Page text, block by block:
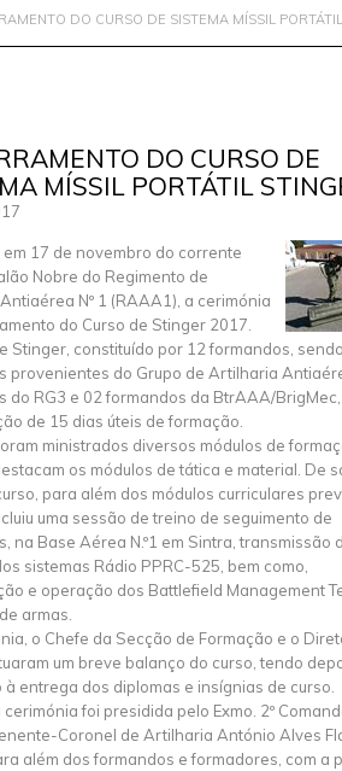
DO CURSO DE SISTEMA MÍSSIL
DO CURSO DE
MÍSSIL PORTÁTIL
em 17 de novembro do corrente
Nobre do Regimento de
Nº 1 (RAAA1), a cerimónia
do Curso de Stinger 2017.
Stinger, constituído por 12 formandos,
provenientes do Grupo de Artilharia
do RG3 e 02 formandos da BtrAAA/
de 15 dias úteis de formação.
ministrados diversos módulos de
os módulos de tática e material. De
para além dos módulos curriculares
uma sessão de treino de seguimento de
na Base Aérea N.º1 em Sintra, transmissão
sistemas Rádio PPRC-525, bem como,
e operação dos Battlefield Management
armas.
o Chefe da Secção de Formação e o
um breve balanço do curso, tendo
entrega dos diplomas e insígnias de curso.
foi presidida pelo Exmo. 2º
Coronel de Artilharia António Alves
além dos formandos e formadores, com a